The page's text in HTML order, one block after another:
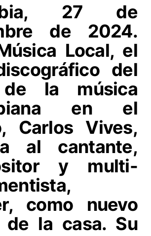
27 de
de 2024.
Local, el
del
la música
en el
Carlos Vives,
al cantante,
y multi-
como nuevo
de la casa. Su